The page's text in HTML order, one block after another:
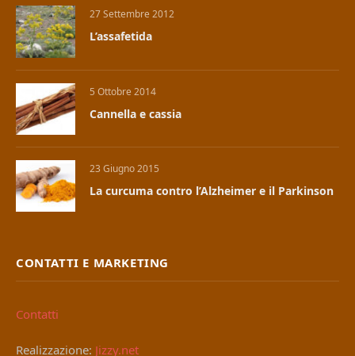
27 Settembre 2012
L’assafetida
5 Ottobre 2014
Cannella e cassia
23 Giugno 2015
La curcuma contro l’Alzheimer e il Parkinson
CONTATTI E MARKETING
Contatti
Realizzazione: Jizzy.net